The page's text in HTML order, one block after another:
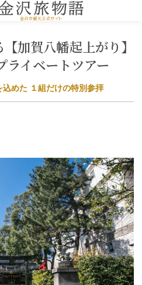
加賀八幡起上がり】
ライベートツアー
めた １組だけの特別参拝